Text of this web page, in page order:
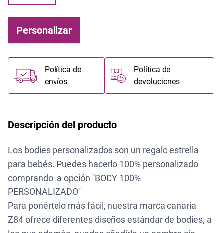
Personalizar
Política de
envíos
Política de
devoluciones
Descripción del producto
Los bodies personalizados son un regalo estrella
para bebés. Puedes hacerlo 100% personalizado
comprando la opción ''BODY 100%
PERSONALIZADO''
Para ponértelo más fácil, nuestra marca canaria
Z84ofrece diferentes diseños estándar de bodies, a